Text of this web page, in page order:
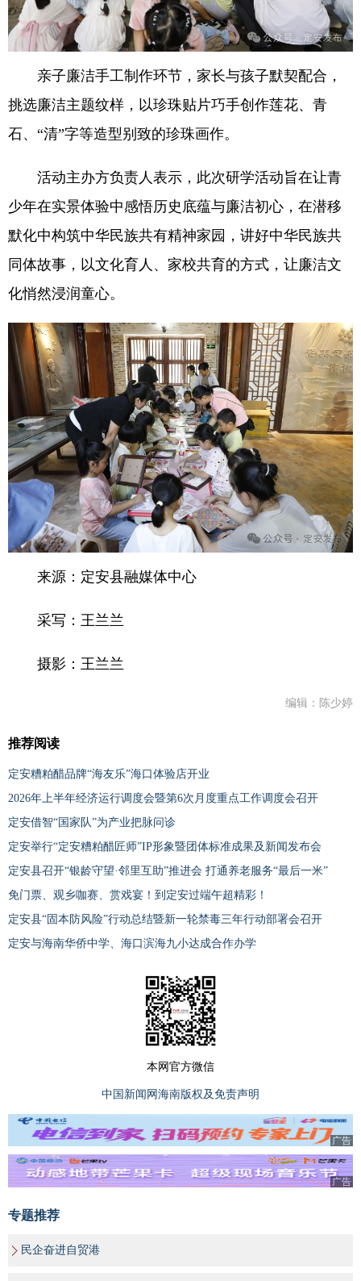
亲子廉洁手工制作环节，家长与孩子默契配合，
挑选廉洁主题纹样，以珍珠贴片巧手创作莲花、青
石、“清”字等造型别致的珍珠画作。
活动主办方负责人表示，此次研学活动旨在让青
少年在实景体验中感悟历史底蕴与廉洁初心，在潜移
默化中构筑中华民族共有精神家园，讲好中华民族共
同体故事，以文化育人、家校共育的方式，让廉洁文
化悄然浸润童心。
来源：定安县融媒体中心
采写：王兰兰
摄影：王兰兰
编辑：陈少婷
推荐阅读
定安糟粕醋品牌“海友乐”海口体验店开业
2026年上半年经济运行调度会暨第6次月度重点工作调度会召开
定安借智“国家队”为产业把脉问诊
定安举行“定安糟粕醋匠师”IP形象暨团体标准成果及新闻发布会
定安县召开“银龄守望·邻里互助”推进会 打通养老服务“最后一米”
免门票、观乡咖赛、赏戏宴！到定安过端午超精彩！
定安县“固本防风险”行动总结暨新一轮禁毒三年行动部署会召开
定安与海南华侨中学、海口滨海九小达成合作办学
本网官方微信
中国新闻网海南版权及免责声明
广告
广告
专题推荐
民企奋进自贸港